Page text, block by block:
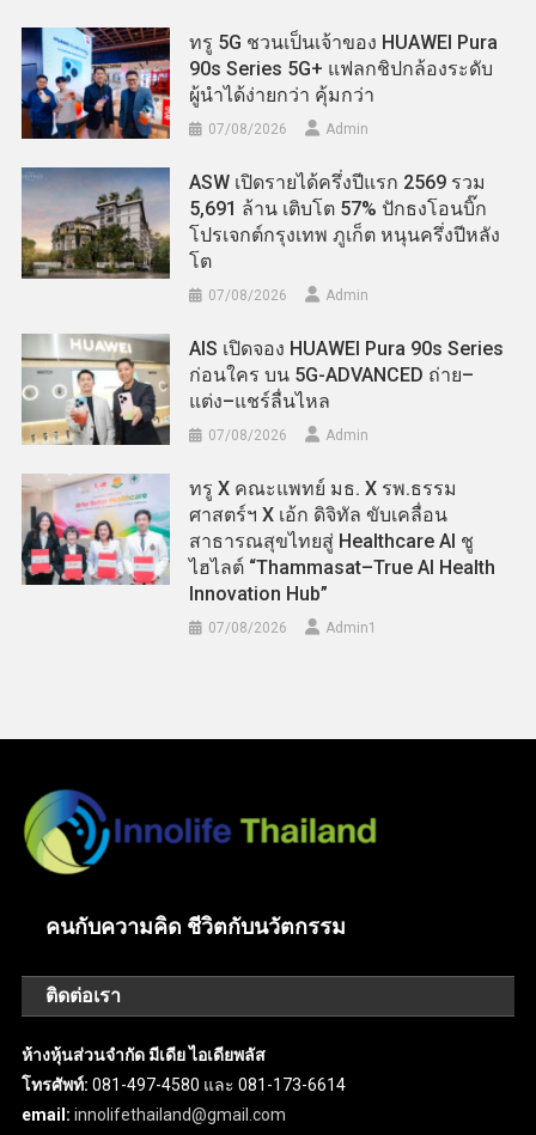
ทรู 5G ชวนเป็นเจ้าของ HUAWEI Pura
90s Series 5G+ แฟลกชิปกล้องระดับ
ผู้นำได้ง่ายกว่า คุ้มกว่า
07/08/2026 Admin
ASW เปิดรายได้ครึ่งปีแรก 2569 รวม
5,691 ล้าน เติบโต 57% ปักธงโอนบิ๊ก
โปรเจกต์กรุงเทพ ภูเก็ต หนุนครึ่งปีหลัง
โต
07/08/2026 Admin
AIS เปิดจอง HUAWEI Pura 90s Series
ก่อนใคร บน 5G-ADVANCED ถ่าย–
แต่ง–แชร์ลื่นไหล
07/08/2026 Admin
ทรู X คณะแพทย์ มธ. X รพ.ธรรม
ศาสตร์ฯ X เอ้ก ดิจิทัล ขับเคลื่อน
สาธารณสุขไทยสู่ Healthcare AI ชู
ไฮไลต์ “Thammasat–True AI Health
Innovation Hub”
07/08/2026 Admin​1
คนกับความคิด ชีวิตกับนวัตกรรม
ติดต่อเรา
ห้างหุ้นส่วนจำกัด มีเดีย ไอเดียพลัส
โทรศัพท์: 081-497-4580 และ 081-173-6614
email: innolifethailand@gmail.com